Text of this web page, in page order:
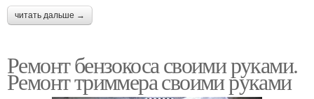
читать дальше →
Ремонт бензокоса своими руками.
Ремонт триммера своими руками